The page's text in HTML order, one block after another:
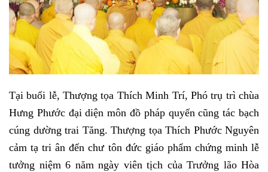
Tại buổi lễ, Thượng tọa Thích Minh Trí, Phó trụ trì chùa
Hưng Phước đại diện môn đồ pháp quyến cũng tác bạch
cúng dường trai Tăng. Thượng tọa Thích Phước Nguyên
cảm tạ tri ân đến chư tôn đức giáo phẩm chứng minh lễ
tưởng niệm 6 năm ngày viên tịch của Trưởng lão Hòa